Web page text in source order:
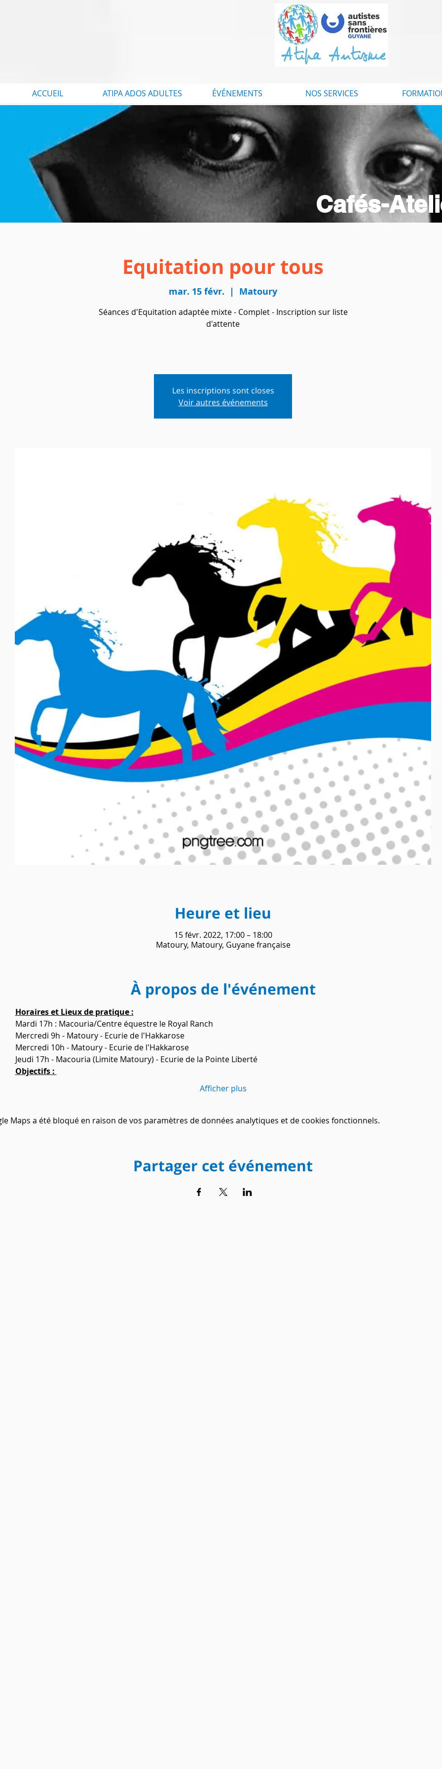
ACCUEIL ATIPA ADOS ADULTES ÉVÉNEMENTS NOS SERVICES
Cafés-
Equitation pour tous
mar. 15 févr.
  |
Matoury
Séances d'Equitation adaptée mixte - Complet - Inscription sur liste
d'attente
Les inscriptions sont closes
Voir autres événements
Heure et lieu
15 févr. 2022, 17:00 – 18:00
Matoury, Matoury, Guyane française
À propos de l'événement
Horaires et Lieux de pratique :
Mardi 17h : Macouria/Centre équestre le Royal Ranch
Mercredi 9h - Matoury - Ecurie de l'Hakkarose
Mercredi 10h - Matoury - Ecurie de l'Hakkarose
Jeudi 17h - Macouria (Limite Matoury) - Ecurie de la Pointe Liberté
Objectifs :
Afficher plus
Maps a été bloqué en raison de vos paramètres de données analytiques et de cookies fonctionnels.
Partager cet événement